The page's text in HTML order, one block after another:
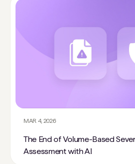
MAR 4, 2026
The End of Volume-Based
Assessment with AI